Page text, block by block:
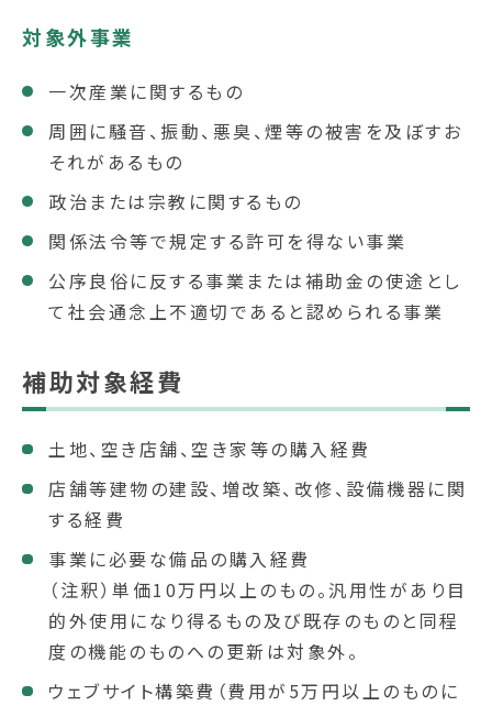
対象外事業
一次産業に関するもの
周囲に騒音、振動、悪臭、煙等の被害を及ぼすお
それがあるもの
政治または宗教に関するもの
関係法令等で規定する許可を得ない事業
公序良俗に反する事業または補助金の使途とし
て社会通念上不適切であると認められる事業
補助対象経費
土地、空き店舗、空き家等の購入経費
店舗等建物の建設、増改築、改修、設備機器に関
する経費
事業に必要な備品の購入経費
（注釈）単価10万円以上のもの。汎用性があり目
的外使用になり得るもの及び既存のものと同程
度の機能のものへの更新は対象外。
ウェブサイト構築費（費用が5万円以上のものに